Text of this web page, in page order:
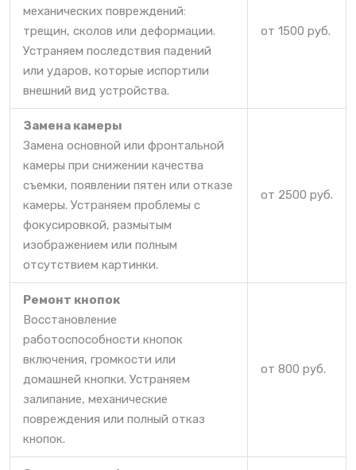
механических повреждений:
трещин, сколов или деформации.
Устраняем последствия падений
или ударов, которые испортили
внешний вид устройства.
от 1500 руб.
Замена камеры
Замена основной или фронтальной
камеры при снижении качества
съемки, появлении пятен или отказе
камеры. Устраняем проблемы с
фокусировкой, размытым
изображением или полным
отсутствием картинки.
от 2500 руб.
Ремонт кнопок
Восстановление
работоспособности кнопок
включения, громкости или
домашней кнопки. Устраняем
залипание, механические
повреждения или полный отказ
кнопок.
от 800 руб.